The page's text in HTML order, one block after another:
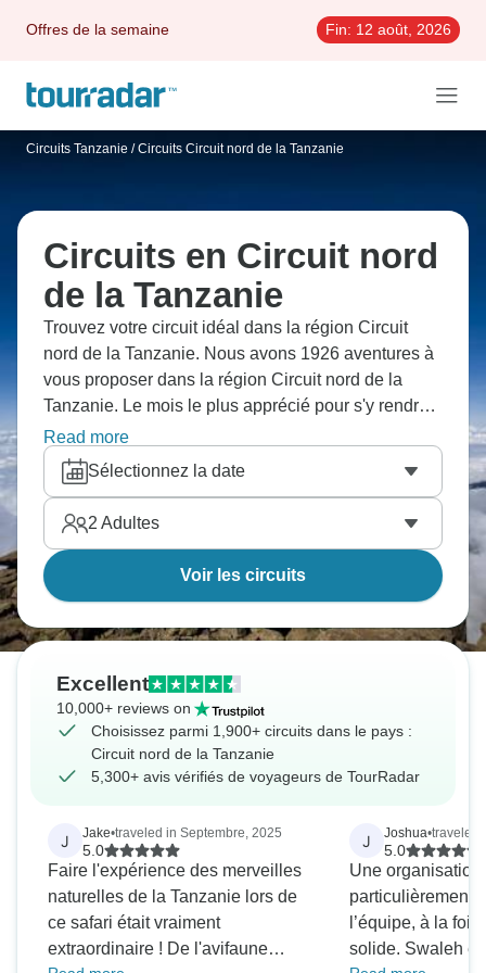
Offres de la semaine Fin: 12 août, 2026
Circuits Tanzanie / Circuits Circuit nord de la Tanzanie
Circuits en Circuit nord
de la Tanzanie
Trouvez votre circuit idéal dans la région Circuit
nord de la Tanzanie. Nous avons 1926 aventures à
vous proposer dans la région Circuit nord de la
Tanzanie. Le mois le plus apprécié pour s'y rendre
est Août, c'est-à-dire le mois qui compte le plus
grand nombre de départs.
Read more
Sélectionnez la date
2 Adultes
Voir les circuits
Excellent
10,000+ reviews on
Choisissez parmi 1,900+ circuits dans le pays :
Circuit nord de la Tanzanie
5,300+ avis vérifiés de voyageurs de TourRadar
J Jake•traveled in Septembre, 2025
5.0
Faire l'expérience des merveilles
naturelles de la Tanzanie lors de
ce safari était vraiment
extraordinaire ! De l'avifaune
J Joshua•traveled
5.0
Une organisation
particulièrement
l’équipe, à la
solide. Swaleh